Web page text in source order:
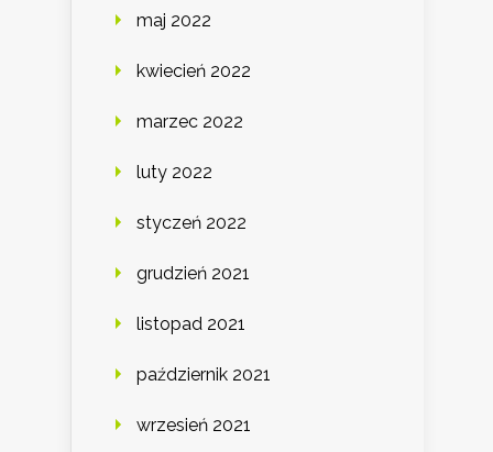
maj 2022
kwiecień 2022
marzec 2022
luty 2022
styczeń 2022
grudzień 2021
listopad 2021
październik 2021
wrzesień 2021